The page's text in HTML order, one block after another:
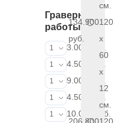
Граверные
работы
ФИО и даты
1
3.000 руб.
ФИО и даты
1
4.500 руб.
ФИО и даты
1
9.000 руб.
Портрет
1
4.500 руб.
Портрет
1
10.000 руб.
см.
134.900
руб.
120
x
60
x
12
см.